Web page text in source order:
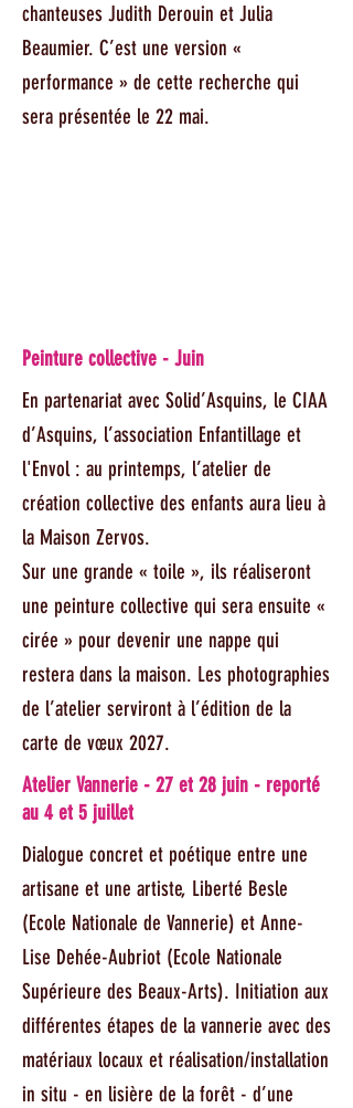
chanteuses Judith Derouin et Julia
Beaumier. C’est une version «
performance » de cette recherche qui
sera présentée le 22 mai.
Peinture collective - Juin
En partenariat avec Solid’Asquins, le CIAA
d’Asquins, l’association Enfantillage et
l'Envol : au printemps, l’atelier de
création collective des enfants aura lieu à
la Maison Zervos.
Sur une grande « toile », ils réaliseront
une peinture collective qui sera ensuite «
cirée » pour devenir une nappe qui
restera dans la maison. Les photographies
de l’atelier serviront à l’édition de la
carte de vœux 2027.
Atelier Vannerie - 27 et 28 juin - reporté
au 4 et 5 juillet
Dialogue concret et poétique entre une
artisane et une artiste, Liberté Besle
(Ecole Nationale de Vannerie) et Anne-
Lise Dehée-Aubriot (Ecole Nationale
Supérieure des Beaux-Arts). Initiation aux
différentes étapes de la vannerie avec des
matériaux locaux et réalisation/installation
in situ - en lisière de la forêt - d’une